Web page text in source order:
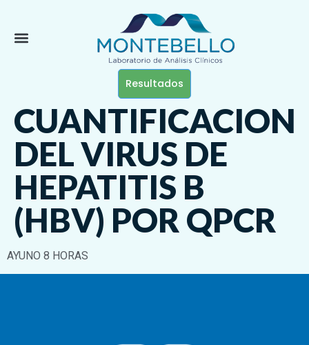
Resultados
CUANTIFICACION
DEL VIRUS DE
HEPATITIS B
(HBV) POR QPCR
AYUNO 8 HORAS